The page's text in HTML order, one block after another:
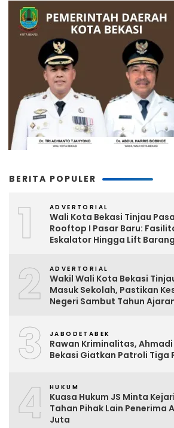
BERITA POPULER
1 ADVERTORIAL
Wali Kota Bekasi Tinjau
Rooftop I Pasar Baru:
Eskalator Hingga Lift
2 ADVERTORIAL
Wakil Wali Kota Bekasi
Masuk Sekolah, Pastikan
Negeri Sambut Tahun
3 JABODETABEK
Rawan Kriminalitas,
Bekasi Giatkan Patroli Tiga
4 HUKUM
Kuasa Hukum JS Minta
Tahan Pihak Lain Penerima
Juta